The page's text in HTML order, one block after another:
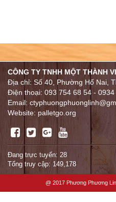
CÔNG TY TNHH MỘT THÀNH
Địa chỉ: Số 40, Phường Hố Nai,
Điện thoại: 093 754 68 54 -
Email:
Website: palletgo.org
Đang trực tuyến: 28
Tổng truy cập: 149,178
@ 2017 Phương Phương